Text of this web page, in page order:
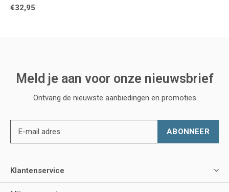
€32,95
Meld je aan voor onze nieuwsbrief
Ontvang de nieuwste aanbiedingen en promoties
ABONNEER
Klantenservice